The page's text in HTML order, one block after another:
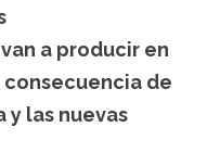
a producir en
de
las nuevas